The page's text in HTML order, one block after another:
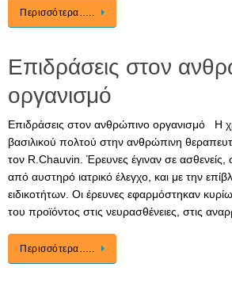
Περισσότερα…..
Επιδράσεις στον
οργανισμό
Επιδράσεις στον ανθρώπινο οργανισμό Η
βασιλικού πολτού στην ανθρώπινη
τον R.Chauvin. Έρευνες έγιναν σε ασθενείς,
από αυστηρό ιατρικό έλεγχο, και με την
ειδικοτήτων. Οι έρευνες εφαρμόστηκαν
του προϊόντος στις νευρασθένειες, στις
Περισσότερα…..